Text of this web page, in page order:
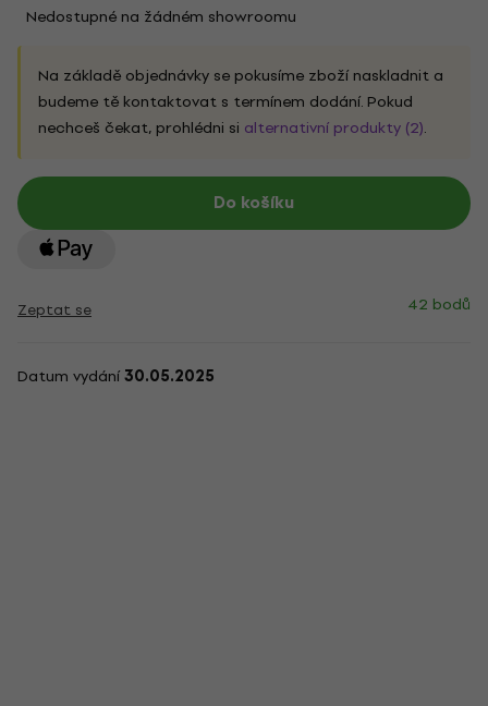
Nedostupné na žádném showroomu
Na základě objednávky se pokusíme zboží naskladnit a
budeme tě kontaktovat s termínem dodání. Pokud
nechceš čekat, prohlédni si alternativní produkty (2).
Do košíku
Zeptat se 42 bodů
Datum vydání30.05.2025